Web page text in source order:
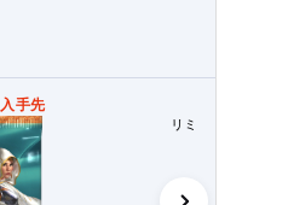
入手先
リミテッド用パッ